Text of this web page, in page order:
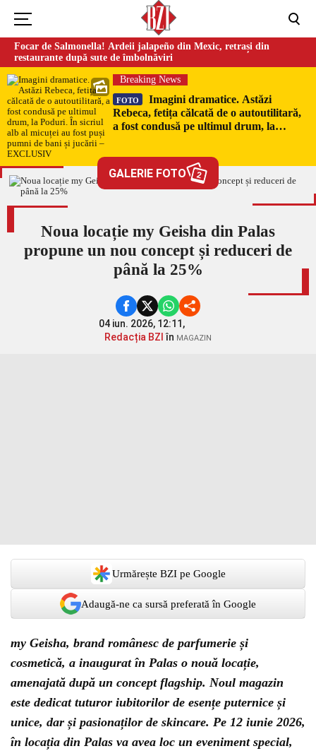
Focar de Salmonella! Ardeii jalapeño din Mexic, retrași din
restaurante după sute de îmbolnăviri
Breaking News
FOTO
Imagini dramatice. Astăzi
Rebeca, fetița călcată de o autoutilitară,
a fost condusă pe ultimul drum, la
EXCLUSIV
GALERIE FOTO 2
Noua locație my Geisha din Palas
propune un nou concept și reduceri de
până la 25%
04 iun. 2026, 12:11,
Redacția BZI în MAGAZIN
Urmărește BZI pe Google
Adaugă-ne ca sursă preferată în Google
my Geisha, brand românesc de parfumerie și
cosmetică, a inaugurat în Palas o nouă locație,
amenajată după un concept flagship. Noul magazin
este dedicat tuturor iubitorilor de esențe puternice și
unice, dar și pasionaților de skincare. Pe 12 iunie 2026,
în locația din Palas va avea loc un eveniment special,